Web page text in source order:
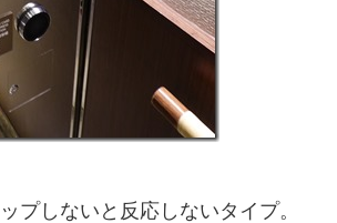
プしないと反応しないタイプ。